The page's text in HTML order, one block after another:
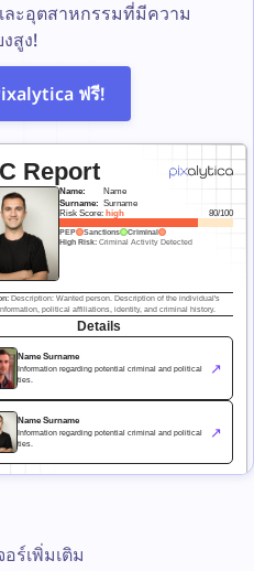
ะอุตสาหกรรมที่มีความ
งสูง!
ฟรี!
Report
Name:
Name
Surname: Surname
Risk Score: high 80/100
PEP Sanctions
Criminal
High Risk: Criminal Activity Detected
Description: Wanted person. Description of the individual's
political affiliations, identity, and criminal history.
Details
Name Surname
Information regarding potential criminal and political
ties.
↗
Name Surname
Information regarding potential criminal and political
ties.
↗
ร์เพิ่มเติม